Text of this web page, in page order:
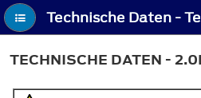
TECHNISCHE DATEN -